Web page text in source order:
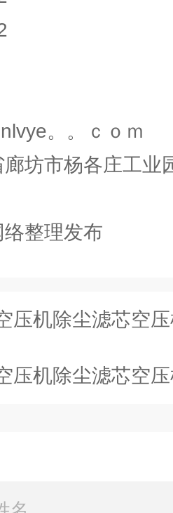
。。ｃｏｍ
坊市杨各庄工业
整理发布
压机除尘滤芯空压机除
压机除尘滤芯空压机除尘